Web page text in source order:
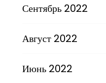
Сентябрь 2022
Август 2022
Июнь 2022